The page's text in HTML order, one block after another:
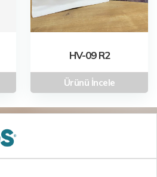
HV-09 R2
Ürünü İncele